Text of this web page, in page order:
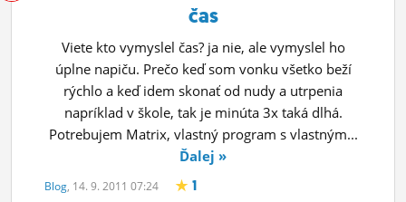
čas
Viete kto vymyslel čas? ja nie, ale vymyslel ho
úplne napiču. Prečo keď som vonku všetko beží
rýchlo a keď idem skonať od nudy a utrpenia
napríklad v škole, tak je minúta 3x taká dlhá.
Potrebujem Matrix, vlastný program s vlastným...
Ďalej »
Blog, 14. 9. 2011 07:24 1